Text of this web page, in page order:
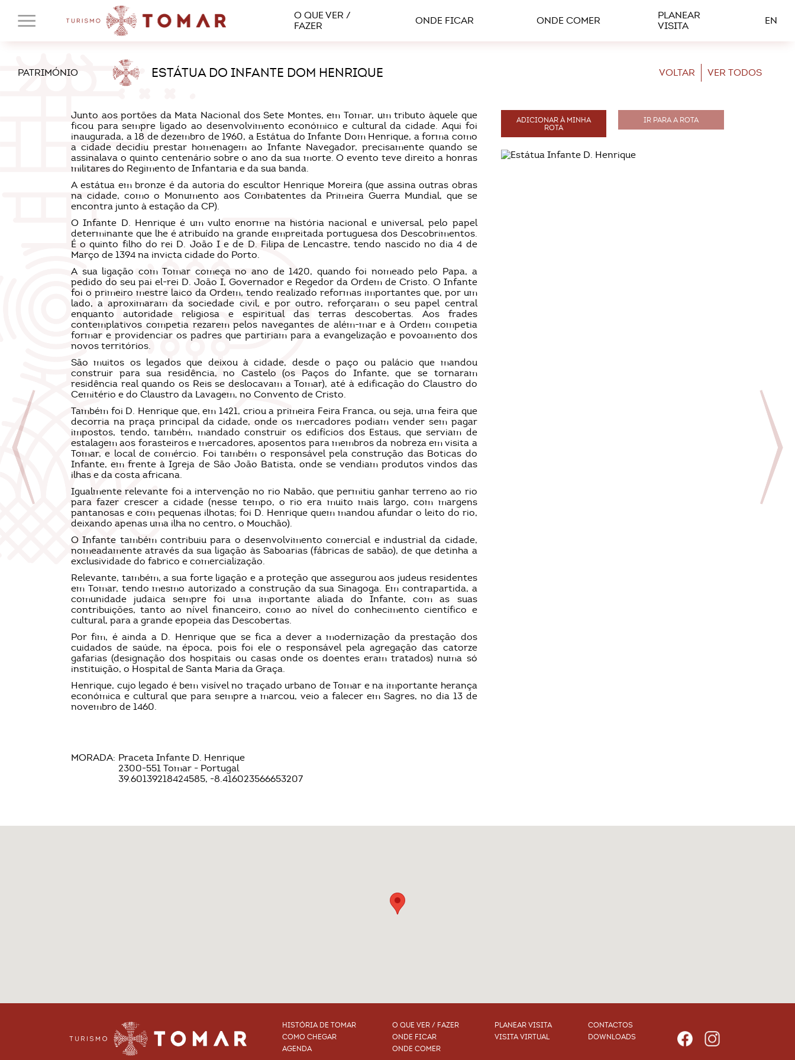
O QUE VER /
FAZER
ONDE FICAR ONDE COMER
PLANEAR
VISITA
EN
PATRIMÓNIO ESTÁTUA DO INFANTE DOM HENRIQUE VOLTAR VER TODOS
Junto aos portões da Mata Nacional dos Sete Montes, em Tomar, um tributo àquele que
ficou para sempre ligado ao desenvolvimento económico e cultural da cidade. Aqui foi
inaugurada, a 18 de dezembro de 1960, a Estátua do Infante Dom Henrique, a forma como
a cidade decidiu prestar homenagem ao Infante Navegador, precisamente quando se
assinalava o quinto centenário sobre o ano da sua morte. O evento teve direito a honras
militares do Regimento de Infantaria e da sua banda.
A estátua em bronze é da autoria do escultor Henrique Moreira (que assina outras obras
na cidade, como o Monumento aos Combatentes da Primeira Guerra Mundial, que se
encontra junto à estação da CP).
O Infante D. Henrique é um vulto enorme na história nacional e universal, pelo papel
determinante que lhe é atribuído na grande empreitada portuguesa dos Descobrimentos.
É o quinto filho do rei D. João I e de D. Filipa de Lencastre, tendo nascido no dia 4 de
Março de 1394 na invicta cidade do Porto.
A sua ligação com Tomar começa no ano de 1420, quando foi nomeado pelo Papa, a
pedido do seu pai el-rei D. João I, Governador e Regedor da Ordem de Cristo. O Infante
foi o primeiro mestre laico da Ordem, tendo realizado reformas importantes que, por um
lado, a aproximaram da sociedade civil, e por outro, reforçaram o seu papel central
enquanto autoridade religiosa e espiritual das terras descobertas. Aos frades
contemplativos competia rezarem pelos navegantes de além-mar e à Ordem competia
formar e providenciar os padres que partiriam para a evangelização e povoamento dos
novos territórios.
São muitos os legados que deixou à cidade, desde o paço ou palácio que mandou
construir para sua residência, no Castelo (os Paços do Infante, que se tornaram
residência real quando os Reis se deslocavam a Tomar), até à edificação do Claustro do
Cemitério e do Claustro da Lavagem, no Convento de Cristo.
Também foi D. Henrique que, em 1421, criou a primeira Feira Franca, ou seja, uma feira que
decorria na praça principal da cidade, onde os mercadores podiam vender sem pagar
impostos, tendo, também, mandado construir os edifícios dos Estaus, que serviam de
estalagem aos forasteiros e mercadores, aposentos para membros da nobreza em visita a
Tomar, e local de comércio. Foi também o responsável pela construção das Boticas do
Infante, em frente à Igreja de São João Batista, onde se vendiam produtos vindos das
ilhas e da costa africana.
Igualmente relevante foi a intervenção no rio Nabão, que permitiu ganhar terreno ao rio
para fazer crescer a cidade (nesse tempo, o rio era muito mais largo, com margens
pantanosas e com pequenas ilhotas; foi D. Henrique quem mandou afundar o leito do rio,
deixando apenas uma ilha no centro, o Mouchão).
O Infante também contribuiu para o desenvolvimento comercial e industrial da cidade,
nomeadamente através da sua ligação às Saboarias (fábricas de sabão), de que detinha a
exclusividade do fabrico e comercialização.
Relevante, também, a sua forte ligação e a proteção que assegurou aos judeus residentes
em Tomar, tendo mesmo autorizado a construção da sua Sinagoga. Em contrapartida, a
comunidade judaica sempre foi uma importante aliada do Infante, com as suas
contribuições, tanto ao nível financeiro, como ao nível do conhecimento científico e
cultural, para a grande epopeia das Descobertas.
Por fim, é ainda a D. Henrique que se fica a dever a modernização da prestação dos
cuidados de saúde, na época, pois foi ele o responsável pela agregação das catorze
gafarias (designação dos hospitais ou casas onde os doentes eram tratados) numa só
instituição, o Hospital de Santa Maria da Graça.
Henrique, cujo legado é bem visível no traçado urbano de Tomar e na importante herança
económica e cultural que para sempre a marcou, veio a falecer em Sagres, no dia 13 de
novembro de 1460.
MORADA: Praceta Infante D. Henrique
2300-551 Tomar - Portugal
39.60139218424585, -8.416023566653207
ADICIONAR À MINHA
ROTA
IR PARA A ROTA
HISTÓRIA DE TOMAR
COMO CHEGAR
AGENDA
O QUE VER / FAZER
ONDE FICAR
ONDE COMER
PLANEAR VISITA
VISITA VIRTUAL
CONTACTOS
DOWNLOADS